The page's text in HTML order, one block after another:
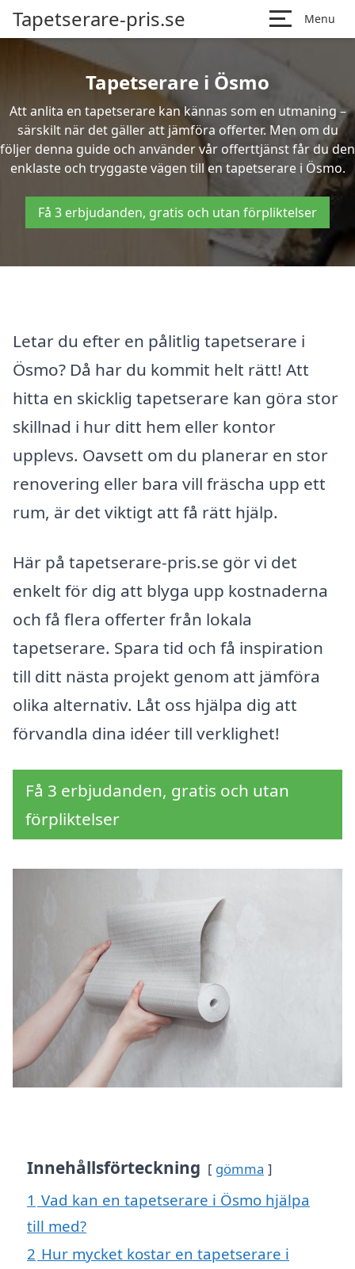
Tapetserare-pris.se Menu
Tapetserare i Ösmo
Att anlita en tapetserare kan kännas som en utmaning –
särskilt när det gäller att jämföra offerter. Men om du
följer denna guide och använder vår offerttjänst får du den
enklaste och tryggaste vägen till en tapetserare i Ösmo.
Få 3 erbjudanden, gratis och utan förpliktelser
Letar du efter en pålitlig tapetserare i
Ösmo? Då har du kommit helt rätt! Att
hitta en skicklig tapetserare kan göra stor
skillnad i hur ditt hem eller kontor
upplevs. Oavsett om du planerar en stor
renovering eller bara vill fräscha upp ett
rum, är det viktigt att få rätt hjälp.
Här på tapetserare-pris.se gör vi det
enkelt för dig att blyga upp kostnaderna
och få flera offerter från lokala
tapetserare. Spara tid och få inspiration
till ditt nästa projekt genom att jämföra
olika alternativ. Låt oss hjälpa dig att
förvandla dina idéer till verklighet!
Få 3 erbjudanden, gratis och utan
förpliktelser
Innehållsförteckning gömma
1 Vad kan en tapetserare i Ösmo hjälpa
till med?
2 Hur mycket kostar en tapetserare i